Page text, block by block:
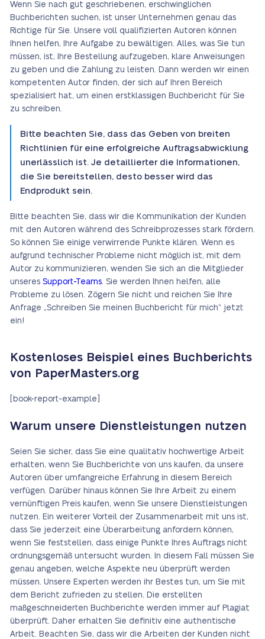
Wenn Sie nach gut geschriebenen, erschwinglichen
Buchberichten suchen, ist unser Unternehmen genau das
Richtige für Sie. Unsere voll qualifizierten Autoren können
Ihnen helfen, Ihre Aufgabe zu bewältigen. Alles, was Sie tun
müssen, ist, Ihre Bestellung aufzugeben, klare Anweisungen
zu geben und die Zahlung zu leisten. Dann werden wir einen
kompetenten Autor finden, der sich auf Ihren Bereich
spezialisiert hat, um einen erstklassigen Buchbericht für Sie
zu schreiben.
Bitte beachten Sie, dass das Geben von breiten
Richtlinien für eine erfolgreiche Auftragsabwicklung
unerlässlich ist. Je detaillierter die Informationen,
die Sie bereitstellen, desto besser wird das
Endprodukt sein.
Bitte beachten Sie, dass wir die Kommunikation der Kunden
mit den Autoren während des Schreibprozesses stark fördern.
So können Sie einige verwirrende Punkte klären. Wenn es
aufgrund technischer Probleme nicht möglich ist, mit dem
Autor zu kommunizieren, wenden Sie sich an die Mitglieder
unseres Support-Teams. Sie werden Ihnen helfen, alle
Probleme zu lösen. Zögern Sie nicht und reichen Sie Ihre
Anfrage „Schreiben Sie meinen Buchbericht für mich“ jetzt
ein!
Kostenloses Beispiel eines Buchberichts
von PaperMasters.org
[book-report-example]
Warum unsere Dienstleistungen nutzen
Seien Sie sicher, dass Sie eine qualitativ hochwertige Arbeit
erhalten, wenn Sie Buchberichte von uns kaufen, da unsere
Autoren über umfangreiche Erfahrung in diesem Bereich
verfügen. Darüber hinaus können Sie Ihre Arbeit zu einem
vernünftigen Preis kaufen, wenn Sie unsere Dienstleistungen
nutzen. Ein weiterer Vorteil der Zusammenarbeit mit uns ist,
dass Sie jederzeit eine Überarbeitung anfordern können,
wenn Sie feststellen, dass einige Punkte Ihres Auftrags nicht
ordnungsgemäß untersucht wurden. In diesem Fall müssen Sie
genau angeben, welche Aspekte neu überprüft werden
müssen. Unsere Experten werden ihr Bestes tun, um Sie mit
dem Bericht zufrieden zu stellen. Die erstellten
maßgeschneiderten Buchberichte werden immer auf Plagiat
überprüft. Daher erhalten Sie definitiv eine authentische
Arbeit. Beachten Sie, dass wir die Arbeiten der Kunden nicht